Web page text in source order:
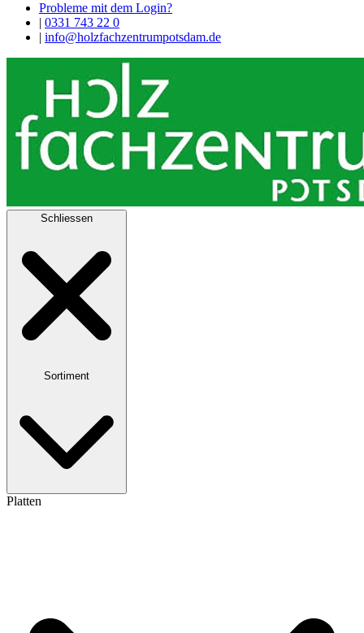
Probleme mit dem Login?
| 0331 743 22 0
| info@holzfachzentrumpotsdam.de
Schliessen
Sortiment
Platten